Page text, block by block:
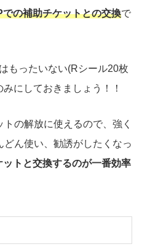
の補助チケットとの交換で
もったいない(Rシール20枚
にしておきましょう！！
の解放に使えるので、強く
ん使い、勧誘がしたくなっ
トと交換するのが一番効率